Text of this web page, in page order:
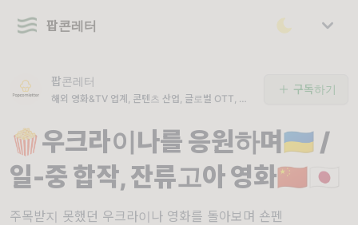
팝콘레터
팝콘레터
해외 영화&TV 업계, 콘텐츠 산업, 글로벌 OTT, 영
구독하기
🍿우크라이나를 응원하며🇺🇦 /
일-중 합작, 잔류고아 영화🇨🇳🇯🇵
주목받지 못했던 우크라이나 영화를 돌아보며 숀펜